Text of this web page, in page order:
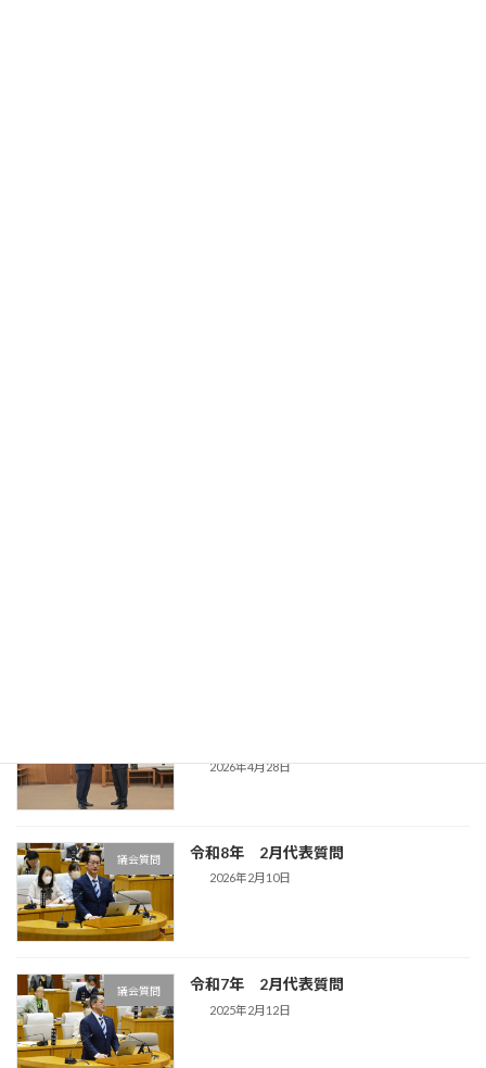
2026年4月28日
議会質問 令和8年 2月代表質問
2026年2月10日
議会質問 令和7年 2月代表質問
2025年2月12日